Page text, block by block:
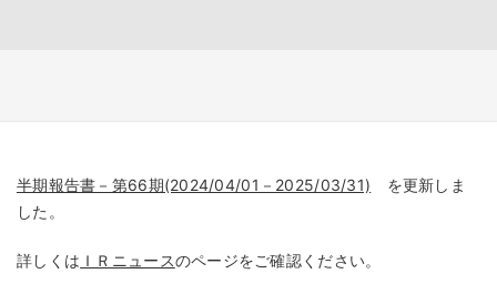
半期報告書－第66期(2024/04/01－2025/03/31) を更新しま
した。
詳しくは ＩＲニュースのページをご確認ください。